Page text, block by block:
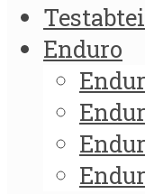
Enduro